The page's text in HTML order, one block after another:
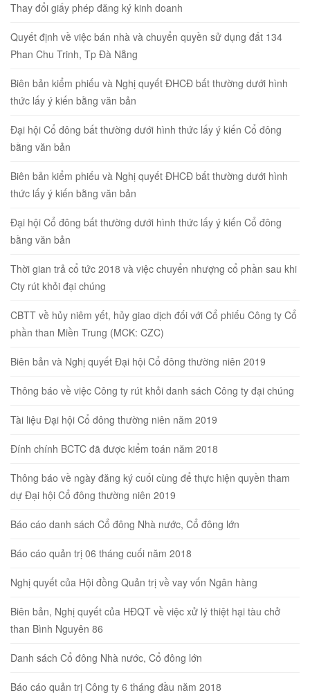
Thay đổi giấy phép đăng ký kinh doanh
Quyết định về việc bán nhà và chuyển quyền sử dụng đất 134
Phan Chu Trinh, Tp Đà Nẵng
Biên bản kiểm phiếu và Nghị quyết ĐHCĐ bất thường dưới hình
thức lấy ý kiến bằng văn bản
Đại hội Cổ đông bất thường dưới hình thức lấy ý kiến Cổ đông
bằng văn bản
Biên bản kiểm phiếu và Nghị quyết ĐHCĐ bất thường dưới hình
thức lấy ý kiến bằng văn bản
Đại hội Cổ đông bất thường dưới hình thức lấy ý kiến Cổ đông
bằng văn bản
Thời gian trả cổ tức 2018 và việc chuyển nhượng cổ phần sau khi
Cty rút khỏi đại chúng
CBTT về hủy niêm yết, hủy giao dịch đối với Cổ phiếu Công ty Cổ
phần than Miền Trung (MCK: CZC)
Biên bản và Nghị quyết Đại hội Cổ đông thường niên 2019
Thông báo về việc Công ty rút khỏi danh sách Công ty đại chúng
Tài liệu Đại hội Cổ đông thường niên năm 2019
Đính chính BCTC đã được kiểm toán năm 2018
Thông báo về ngày đăng ký cuối cùng để thực hiện quyền tham
dự Đại hội Cổ đông thường niên 2019
Báo cáo danh sách Cổ đông Nhà nước, Cổ đông lớn
Báo cáo quản trị 06 tháng cuối năm 2018
Nghị quyết của Hội đồng Quản trị về vay vốn Ngân hàng
Biên bản, Nghị quyết của HĐQT về việc xử lý thiệt hại tàu chở
than Bình Nguyên 86
Danh sách Cổ đông Nhà nước, Cổ đông lớn
Báo cáo quản trị Công ty 6 tháng đầu năm 2018